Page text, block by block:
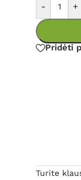
- +
Pridėti
Turite